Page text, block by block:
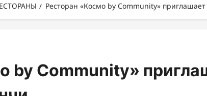
Ресторан «Космо by Community»
by Community»